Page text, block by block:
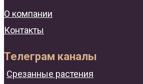
О компании
Контакты
Телеграм каналы
Срезанные растения